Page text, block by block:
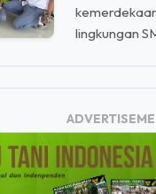
lingkungan